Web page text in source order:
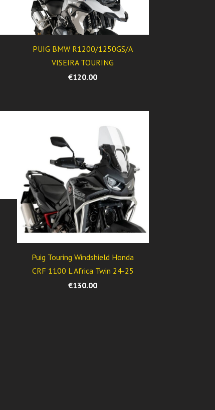
PUIG BMW R1200/1250GS/A
VISEIRA TOURING
€120.00
Puig Touring Windshield Honda
CRF 1100 L Africa Twin 24-25
€130.00